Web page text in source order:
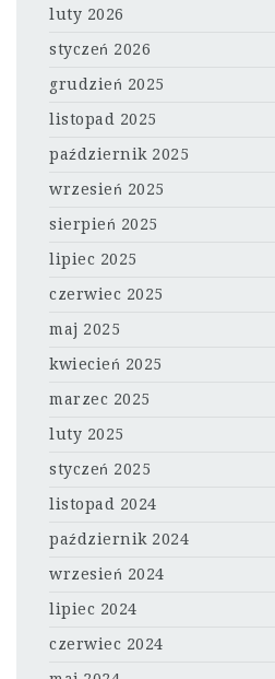
luty 2026
styczeń 2026
grudzień 2025
listopad 2025
październik 2025
wrzesień 2025
sierpień 2025
lipiec 2025
czerwiec 2025
maj 2025
kwiecień 2025
marzec 2025
luty 2025
styczeń 2025
listopad 2024
październik 2024
wrzesień 2024
lipiec 2024
czerwiec 2024